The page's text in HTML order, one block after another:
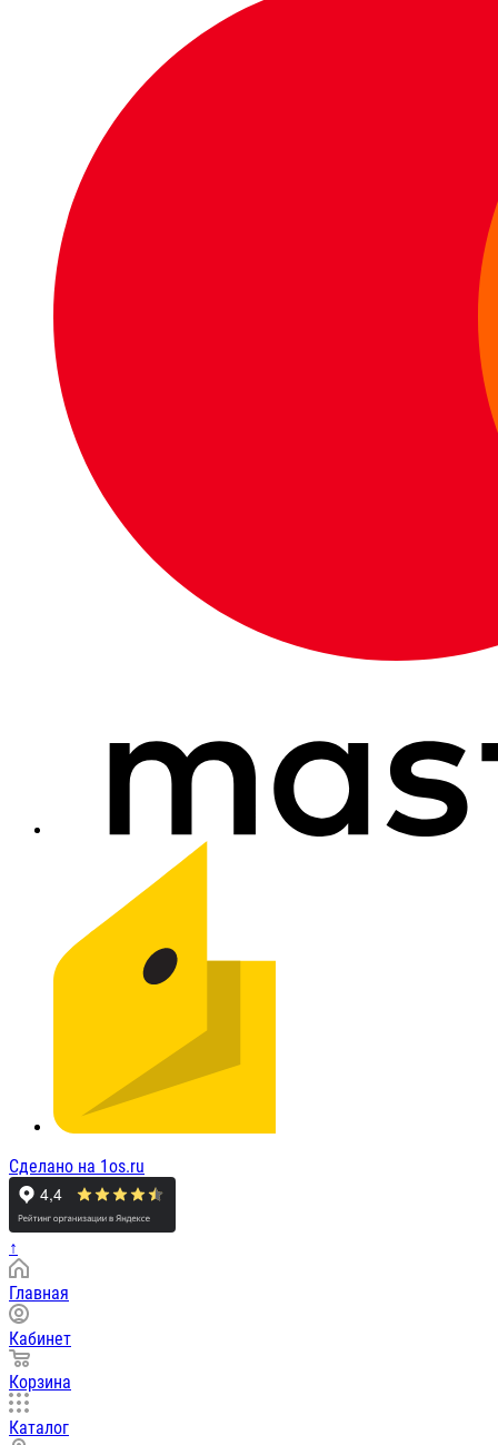
Сделано на 1os.ru
↑
Главная
Кабинет
Корзина
Каталог